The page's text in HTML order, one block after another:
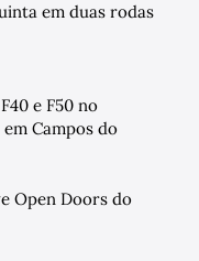
em duas rodas
e F50 no
em Campos do
Open Doors do